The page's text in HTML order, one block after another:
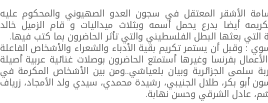
الأشقر المعتقل في سجون العدو الصهيوني والمحكوم عليه
أيضا بدرع يحمل أسمه وبثلاث ميداليات و قام الزميل خالد
التي بعثها البطل الفلسطيني والتي تأثر الحاضرون بما كتب فيها.
: وقبل أن يستمر تكريم بقية الأدباء والشعراء والأشخاص الفاعلة
بفرنسا وغيرها أستمتع الحاضرون بوصلات غنائية عربية أصيلة
سلمى الجزائرية وبيان بلعياشي..ومن بين الأشخاص المكرمة في
أبو بكر، طلال الجنيبي، رشيدة محمدي، سيدي ولد الأمجاد، زرياف
عادل الشرقي وحسن نهابة.